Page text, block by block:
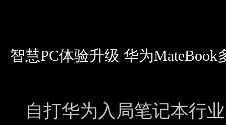
智慧PC体验升级 华为
自打华为入局笔记本行